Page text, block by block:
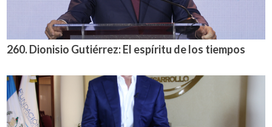
260. Dionisio Gutiérrez: El espíritu de los tiempos